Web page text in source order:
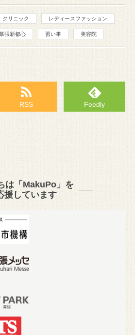
クリニック レディースファッション
張新都心 習い事 美容院
RSS Feedly
は「MakuPo」を
援しています